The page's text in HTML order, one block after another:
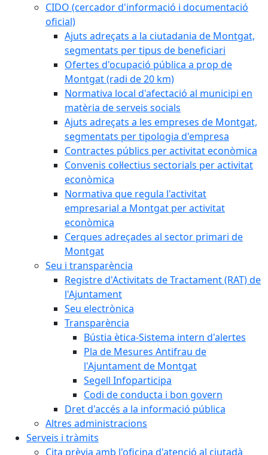
CIDO (cercador d'informació i documentació
oficial)
Ajuts adreçats a la ciutadania de Montgat,
segmentats per tipus de beneficiari
Ofertes d'ocupació pública a prop de
Montgat (radi de 20 km)
Normativa local d'afectació al municipi en
matèria de serveis socials
Ajuts adreçats a les empreses de Montgat,
segmentats per tipologia d'empresa
Contractes públics per activitat econòmica
Convenis col·lectius sectorials per activitat
econòmica
Normativa que regula l'activitat
empresarial a Montgat per activitat
econòmica
Cerques adreçades al sector primari de
Montgat
Seu i transparència
Registre d'Activitats de Tractament (RAT) de
l'Ajuntament
Seu electrònica
Transparència
Bústia ètica-Sistema intern d'alertes
Pla de Mesures Antifrau de
l'Ajuntament de Montgat
Segell Infoparticipa
Codi de conducta i bon govern
Dret d'accés a la informació pública
Altres administracions
Serveis i tràmits
Cita prèvia amb l'oficina d'atenció al ciutadà